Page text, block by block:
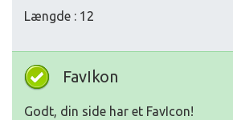
Længde : 12
FavIkon
Godt, din side har et FavIcon!